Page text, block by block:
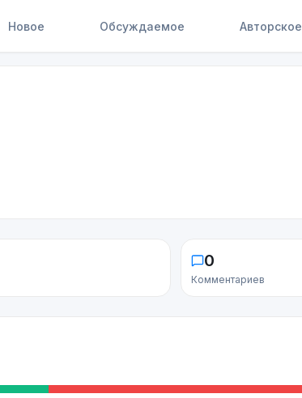
Новое Обсуждаемое Авторское
0
Комментариев